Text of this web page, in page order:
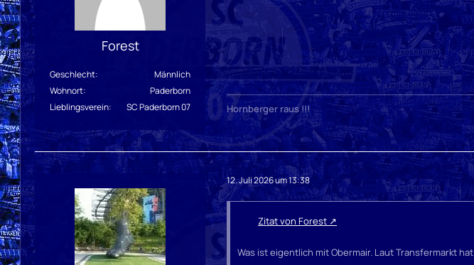
Forest
Geschlecht
Männlich
Wohnort
Paderborn
Lieblingsverein
SC Paderborn 07 Hornberger raus !!!
12. Juli 2026 um 13:38
Zitat von Forest
Was ist eigentlich mit Obermair. Laut Transfermarkt